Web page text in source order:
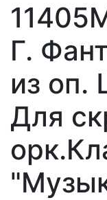
Г.
из оп.
Для